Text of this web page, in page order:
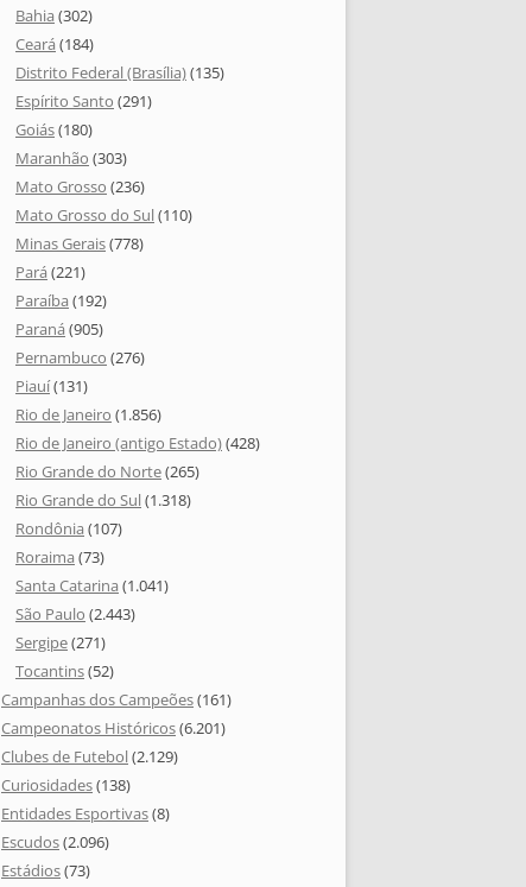
Bahia (302)
Ceará (184)
Distrito Federal (Brasília)(135)
Espírito Santo (291)
Goiás(180)
Maranhão (303)
Mato Grosso (236)
Mato Grosso do Sul(110)
Minas Gerais(778)
Pará (221)
Paraíba (192)
Paraná (905)
Pernambuco (276)
Piauí(131)
Rio de Janeiro (1.856)
Rio de Janeiro (antigo Estado)(428)
Rio Grande do Norte(265)
Rio Grande do Sul(1.318)
Rondônia (107)
Roraima (73)
Santa Catarina (1.041)
São Paulo (2.443)
Sergipe(271)
Tocantins(52)
Campanhas dos Campeões(161)
Campeonatos Históricos(6.201)
Clubes de Futebol(2.129)
Curiosidades(138)
Entidades Esportivas(8)
Escudos(2.096)
Estádios(73)